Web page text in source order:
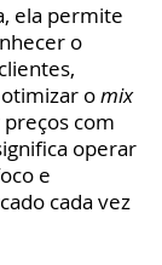
ela permite
o
omix
com
operar
e
cada vez